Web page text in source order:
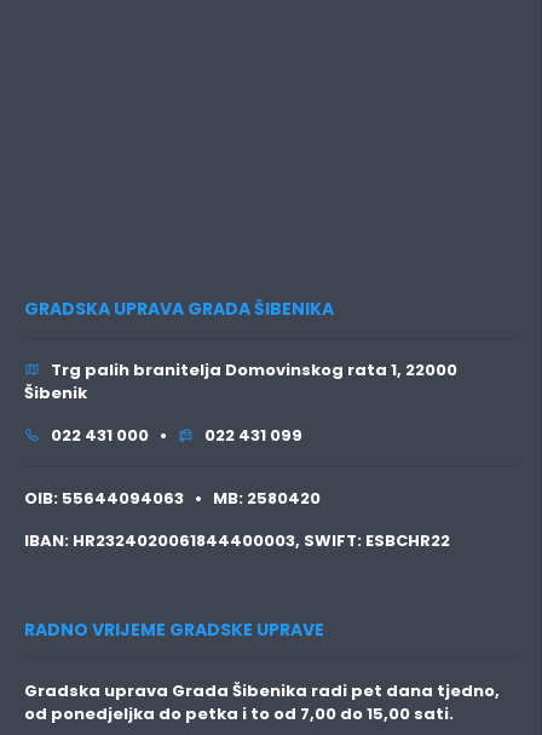
GRADSKA UPRAVA GRADA ŠIBENIKA
Trg palih branitelja Domovinskog rata 1, 22000
Šibenik
022 431 000 •
022 431 099
OIB: 55644094063 • MB: 2580420
IBAN: HR2324020061844400003, SWIFT: ESBCHR22
RADNO VRIJEME GRADSKE UPRAVE
Gradska uprava Grada Šibenika radi pet dana tjedno,
od ponedjeljka do petka i to od 7,00 do 15,00 sati.